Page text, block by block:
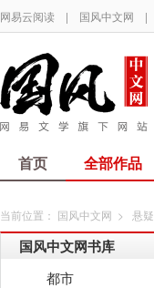
网易云阅读 | 国风中文网 |
首页 全部作品
当前位置： 国风中文网 > 悬疑
国风中文网书库
都市